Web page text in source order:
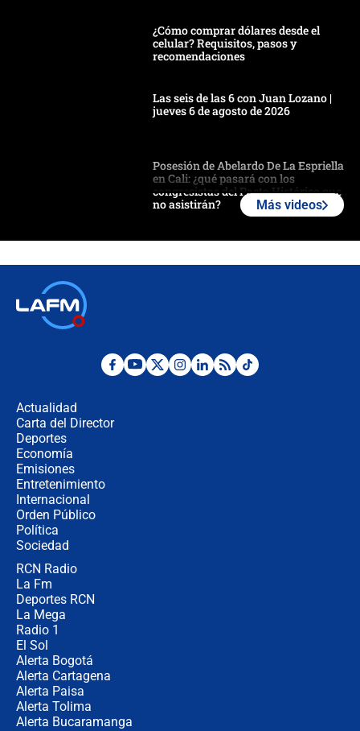
¿Cómo comprar dólares desde el
celular? Requisitos, pasos y
recomendaciones
Las seis de las 6 con Juan Lozano |
jueves 6 de agosto de 2026
Posesión de Abelardo De La Espriella
en Cali: ¿qué pasará con los
congresistas del Pacto Histórico que
no asistirán?
¿Por qué De la Espriella gobernará
Más videos
Actualidad
Carta del Director
Deportes
Economía
Emisiones
Entretenimiento
Internacional
Orden Público
Política
Sociedad
RCN Radio
La Fm
Deportes RCN
La Mega
Radio 1
El Sol
Alerta Bogotá
Alerta Cartagena
Alerta Paisa
Alerta Tolima
Alerta Bucaramanga